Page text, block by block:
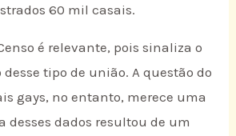
60 mil casais.
é relevante, pois sinaliza o
tipo de união. A questão do
gays, no entanto, merece uma
desses dados resultou de um